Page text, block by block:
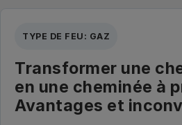
TYPE DE FEU: GAZ
Transformer une
en une cheminée à
Avantages et